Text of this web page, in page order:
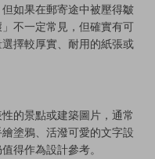
如果在郵寄途中被壓得皺
不一定常見，但確實有可
擇較厚實、耐用的紙張或
的景點或建築圖片，通常
塗鴉、活潑可愛的文字設
得作為設計參考。